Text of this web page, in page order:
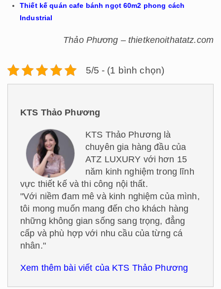
Thiết kế quán cafe bánh ngọt 60m2 phong cách
Industrial
Thảo Phương – thietkenoithatatz.com
5/5 - (1 bình chọn)
KTS Thảo Phương
KTS Thảo Phương là
chuyên gia hàng đầu của
ATZ LUXURY với hơn 15
năm kinh nghiệm trong lĩnh
vực thiết kế và thi công nội thất.
"Với niềm đam mê và kinh nghiệm của mình,
tôi mong muốn mang đến cho khách hàng
những không gian sống sang trọng, đẳng
cấp và phù hợp với nhu cầu của từng cá
nhân."
Xem thêm bài viết của KTS Thảo Phương